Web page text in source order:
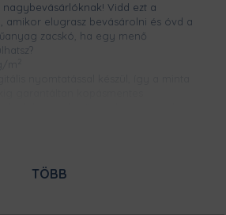
nagybevásárlóknak! Vidd ezt a
amikor elugrasz bevásárolni és óvd a
zacskó, ha egy menő
számodra, a legnagyobb odafigyeléssel!
raktárkészletünk, így Pamutmanóink
TÖBB